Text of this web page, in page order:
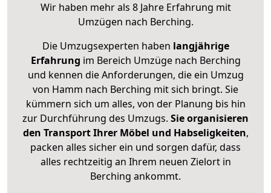
Wir haben mehr als 8 Jahre Erfahrung mit
Umzügen nach Berching.
Die Umzugsexperten haben langjährige
Erfahrung im Bereich Umzüge nach Berching
und kennen die Anforderungen, die ein Umzug
von Hamm nach Berching mit sich bringt. Sie
kümmern sich um alles, von der Planung bis hin
zur Durchführung des Umzugs. Sie organisieren
den Transport Ihrer Möbel und Habseligkeiten,
packen alles sicher ein und sorgen dafür, dass
alles rechtzeitig an Ihrem neuen Zielort in
Berching ankommt.